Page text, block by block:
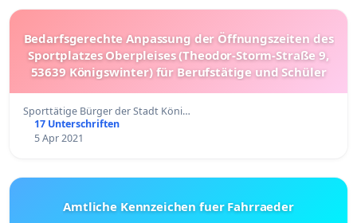
Bedarfsgerechte Anpassung der Öffnungszeiten des
Sportplatzes Oberpleises (Theodor-Storm-Straße 9,
53639 Königswinter) für Berufstätige und Schüler
Sporttätige Bürger der Stadt Köni…
17 Unterschriften
5 Apr 2021
Amtliche Kennzeichen fuer Fahrraeder